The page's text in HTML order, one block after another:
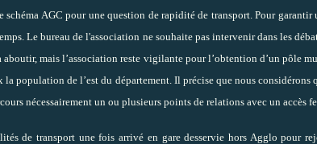
schéma AGC pour une question de rapidité de transport. Pour
Le bureau de l'association ne souhaite pas intervenir dans les
mais l’association reste vigilante pour l’obtention d’un pôle
la population de l’est du département. Il précise que nous considérons
nécessairement un ou plusieurs points de relations avec un accès
de transport une fois arrivé en gare desservie hors Agglo pour